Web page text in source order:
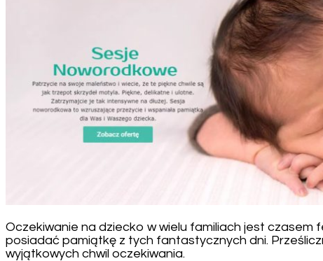
Oczekiwanie na dziecko w wielu familiach jest czasem
posiadać pamiątkę z tych fantastycznych dni.
wyjątkowych chwil oczekiwania.